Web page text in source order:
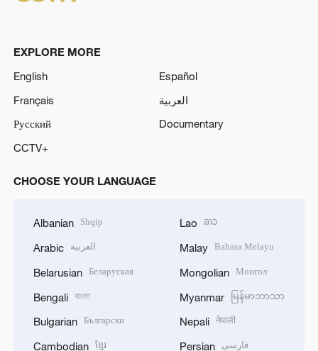
EXPLORE MORE
English
Español
Français
العربية
Русский
Documentary
CCTV+
CHOOSE YOUR LANGUAGE
Albanian Shqip
Arabic العربية
Belarusian Беларуская
Bengali বাংলা
Bulgarian Български
Cambodian ខ្មែរ
Lao ລາວ
Malay Bahasa Melayu
Mongolian Монгол
Myanmar မြန်မာဘာသာ
Nepali नेपाली
Persian فارسی